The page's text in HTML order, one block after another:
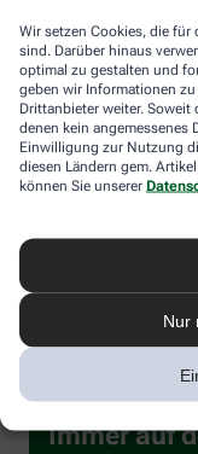
Wir setzen Cookies, die für
sind. Darüber hinaus
optimal zu gestalten und
geben wir Informationen
Drittanbieter weiter. Soweit
denen kein angemessenes
Einwilligung zur Nutzung
diesen Ländern gem.
können Sie unserer
Nur
Der Fachbegriff für
es dann, die
deshalb alles
und hilft beim
Bissen einen Schluck
Zitronenbonbons
eigene Körper nicht
Immer auf